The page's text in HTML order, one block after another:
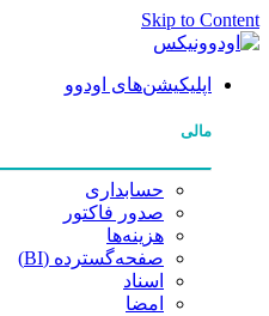
Skip to Content
اپلیکیشن‌های اودوو
مالی
حسابداری
صدور فاکتور
هزینه‌ها
صفحه‌گسترده (BI)
اسناد
امضا